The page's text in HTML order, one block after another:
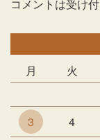
コメントは受け
月
火
3
4